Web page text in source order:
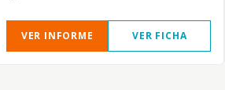
VER INFORME VER FICHA